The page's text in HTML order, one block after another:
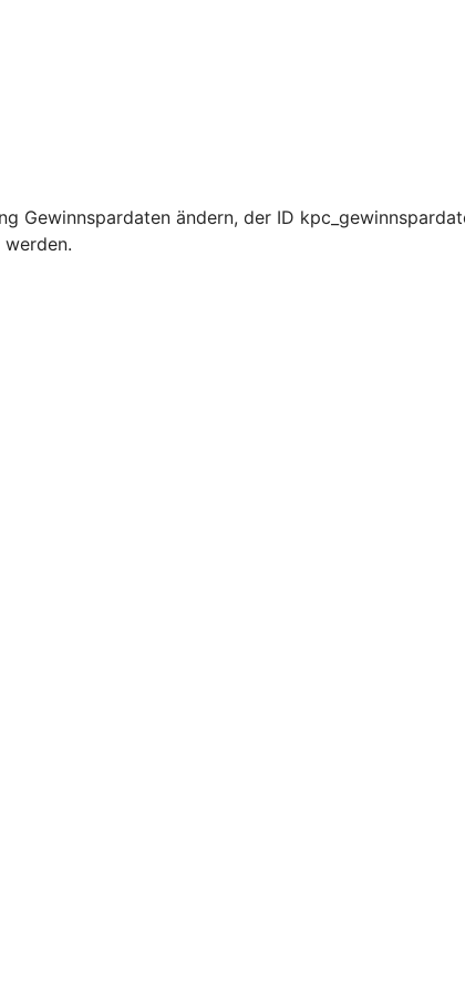
Gewinnspardaten ändern, der ID